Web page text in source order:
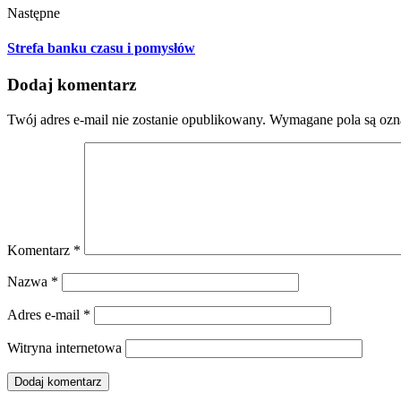
Następne
Strefa banku czasu i pomysłów
Dodaj komentarz
Twój adres e-mail nie zostanie opublikowany. Wymagane pola są
Komentarz *
Nazwa *
Adres e-mail *
Witryna internetowa